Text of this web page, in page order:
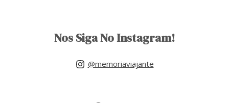
Nos Siga No Instagram!
@memoriaviajante